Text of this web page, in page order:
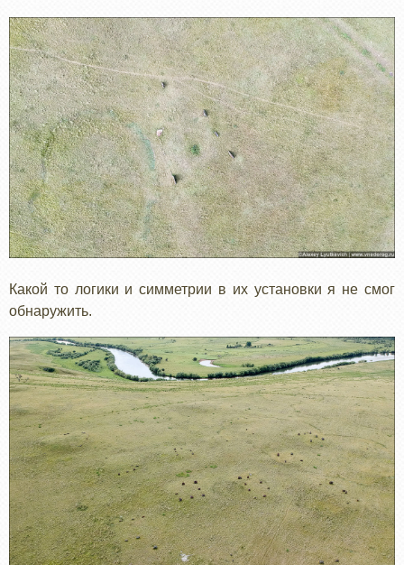
Какой то логики и симметрии в их установки я не смог
обнаружить.